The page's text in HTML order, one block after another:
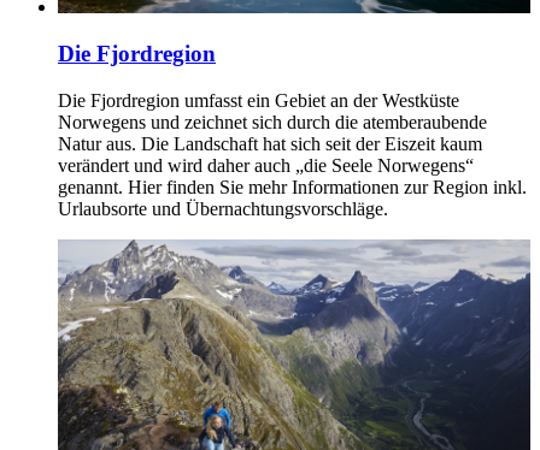
Die Fjordregion
Die Fjordregion umfasst ein Gebiet an der Westküste
Norwegens und zeichnet sich durch die atemberaubende
Natur aus. Die Landschaft hat sich seit der Eiszeit kaum
verändert und wird daher auch „die Seele Norwegens“
genannt. Hier finden Sie mehr Informationen zur Region inkl.
Urlaubsorte und Übernachtungsvorschläge.